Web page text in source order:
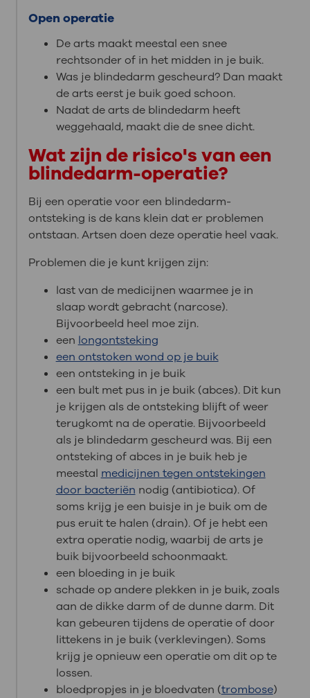
Open operatie
De arts maakt meestal een snee
rechtsonder of in het midden in je buik.
Was je blindedarm gescheurd? Dan maakt
de arts eerst je buik goed schoon.
Nadat de arts de blindedarm heeft
weggehaald, maakt die de snee dicht.
Wat zijn de risico's van een
blindedarm-operatie?
Bij een operatie voor een blindedarm-
ontsteking is de kans klein dat er problemen
ontstaan. Artsen doen deze operatie heel vaak.
Problemen die je kunt krijgen zijn:
last van de medicijnen waarmee je in
slaap wordt gebracht (narcose).
Bijvoorbeeld heel moe zijn.
een longontsteking
een ontstoken wond op je buik
een ontsteking in je buik
een bult met pus in je buik (abces). Dit kun
je krijgen als de ontsteking blijft of weer
terugkomt na de operatie. Bijvoorbeeld
als je blindedarm gescheurd was. Bij een
ontsteking of abces in je buik heb je
meestal medicijnen tegen ontstekingen
door bacteriën nodig (antibiotica). Of
soms krijg je een buisje in je buik om de
pus eruit te halen (drain). Of je hebt een
extra operatie nodig, waarbij de arts je
buik bijvoorbeeld schoonmaakt.
een bloeding in je buik
schade op andere plekken in je buik, zoals
aan de dikke darm of de dunne darm. Dit
kan gebeuren tijdens de operatie of door
littekens in je buik (verklevingen). Soms
krijg je opnieuw een operatie om dit op te
lossen.
bloedpropjes in je bloedvaten (trombose)